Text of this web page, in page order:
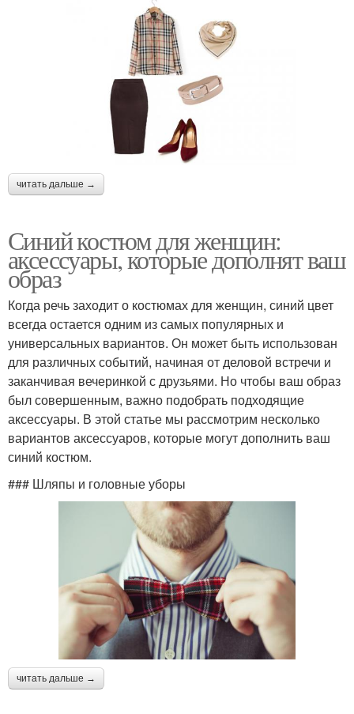
читать дальше →
Синий костюм для женщин:
аксессуары, которые дополнят ваш
образ
Когда речь заходит о костюмах для женщин, синий цвет
всегда остается одним из самых популярных и
универсальных вариантов. Он может быть использован
для различных событий, начиная от деловой встречи и
заканчивая вечеринкой с друзьями. Но чтобы ваш образ
был совершенным, важно подобрать подходящие
аксессуары. В этой статье мы рассмотрим несколько
вариантов аксессуаров, которые могут дополнить ваш
синий костюм.
### Шляпы и головные уборы
читать дальше →